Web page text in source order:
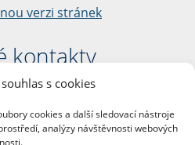
s cookies
cookies a další sledovací nástroje
analýzy návštěvnosti webových
verzi stránek
kontakty
fakulta
Palacha 1/2
Praha 1